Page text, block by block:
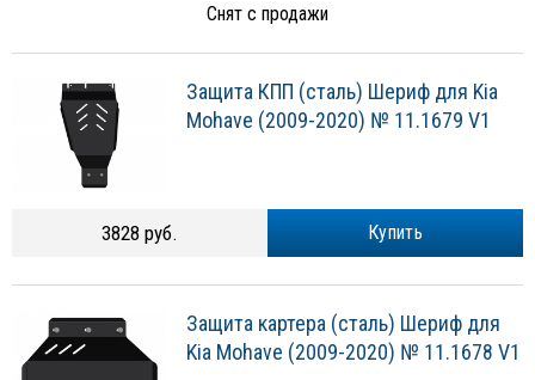
Снят с продажи
Защита КПП (сталь) Шериф для Kia
Mohave (2009-2020) № 11.1679 V1
Купить
3828 руб.
Защита картера (сталь) Шериф для
Kia Mohave (2009-2020) № 11.1678 V1